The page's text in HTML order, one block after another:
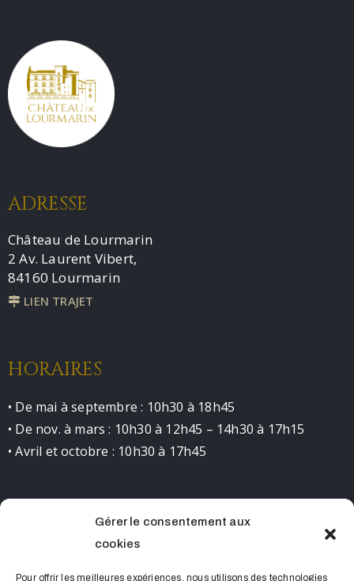
Gérer le consentement aux
cookies
Pour offrir les meilleures expériences, nous utilisons des technologies
ADRESSE
Château de Lourmarin
2 Av. Laurent Vibert,
84160 Lourmarin
LIEN TRAJET
HORAIRES
• De mai à septembre : 10h30 à 18h45
• De nov. à mars : 10h30 à 12h45 – 14h30 à 17h15
• Avril et octobre : 10h30 à 17h45
CONTACT